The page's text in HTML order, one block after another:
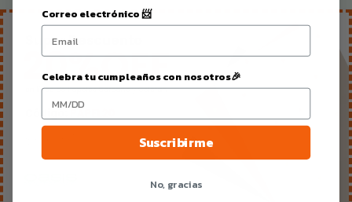
permite crear sellos impermeables en segundos.
• No deja residuos.
• Resistente al calor y al frío.
Presentación:
Disponible en piezas individuales.
¾” (1.9 cm) de ancho x 15 ft (4.57 metros).
Correo electrónico 📨
Celebra tu cumpleaños con nosotros🎉
Suscribirme
No, gracias